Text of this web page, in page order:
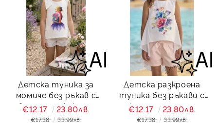
Детска туника за
момиче без ръкав с
волани и ефектен
принт в екрю
€12.17 23.80лв.
€17.38 33.99лв.
Детска разкроена
туника без ръкави с
флорален принт
€12.17 23.80лв.
€17.38 33.99лв.